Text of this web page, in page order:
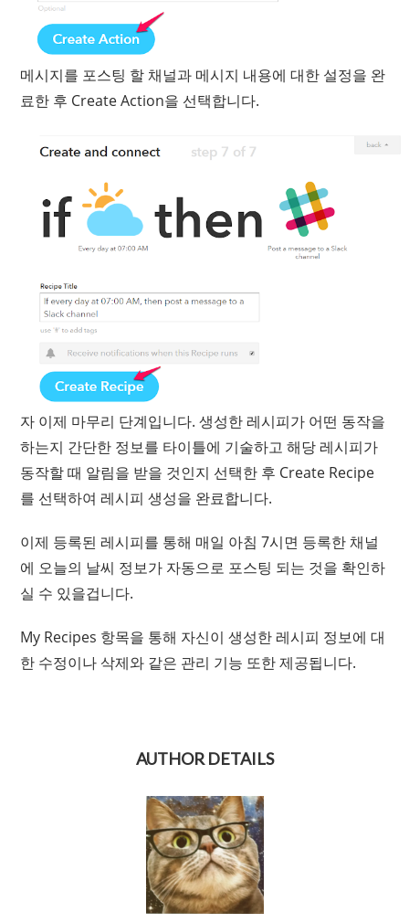
메시지를 포스팅 할 채널과 메시지 내용에 대한 설정을 완
료한 후 Create Action을 선택합니다.
자 이제 마무리 단계입니다. 생성한 레시피가 어떤 동작을
하는지 간단한 정보를 타이틀에 기술하고 해당 레시피가
동작할 때 알림을 받을 것인지 선택한 후 Create Recipe
를 선택하여 레시피 생성을 완료합니다.
이제 등록된 레시피를 통해 매일 아침 7시면 등록한 채널
에 오늘의 날씨 정보가 자동으로 포스팅 되는 것을 확인하
실 수 있을겁니다.
My Recipes 항목을 통해 자신이 생성한 레시피 정보에 대
한 수정이나 삭제와 같은 관리 기능 또한 제공됩니다.
AUTHOR DETAILS